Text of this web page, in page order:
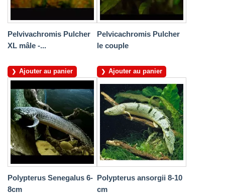
Pelvivachromis Pulcher
XL mâle -...
Ajouter au panier
Pelvicachromis Pulcher
le couple
Ajouter au panier
Polypterus Senegalus 6-
8cm
Polypterus ansorgii 8-10
cm